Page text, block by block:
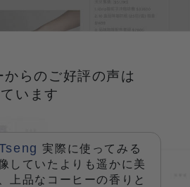
らのご好評の声は
います
実際に使ってみる
していたよりも遥かに美
上品なコーヒーの香りと